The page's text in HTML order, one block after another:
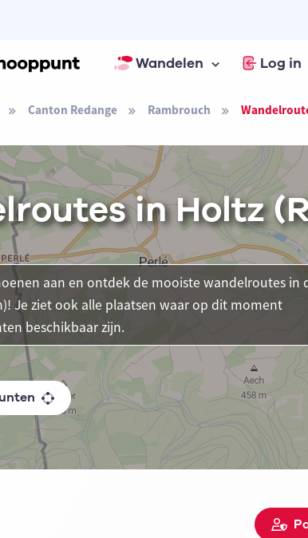
Wandelen Log in
Canton Redange Rambrouch
in Holtz
aan en ontdek de mooiste wandelroutes in
Je ziet ook alle plaatsen waar op dit moment
beschikbaar zijn.